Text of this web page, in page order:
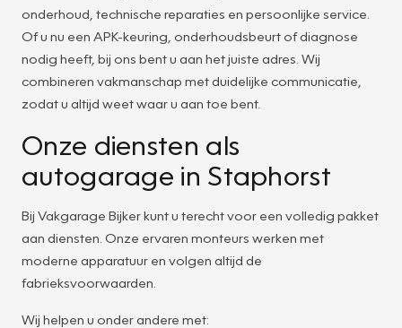
onderhoud, technische reparaties en persoonlijke service.
Of u nu een APK-keuring, onderhoudsbeurt of diagnose
nodig heeft, bij ons bent u aan het juiste adres. Wij
combineren vakmanschap met duidelijke communicatie,
zodat u altijd weet waar u aan toe bent.
Onze diensten als
autogarage in Staphorst
Bij Vakgarage Bijker kunt u terecht voor een volledig pakket
aan diensten. Onze ervaren monteurs werken met
moderne apparatuur en volgen altijd de
fabrieksvoorwaarden.
Wij helpen u onder andere met: